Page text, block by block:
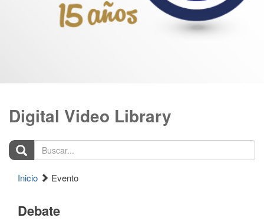
Digital Video Library
Buscar...
Inicio Evento
Debate